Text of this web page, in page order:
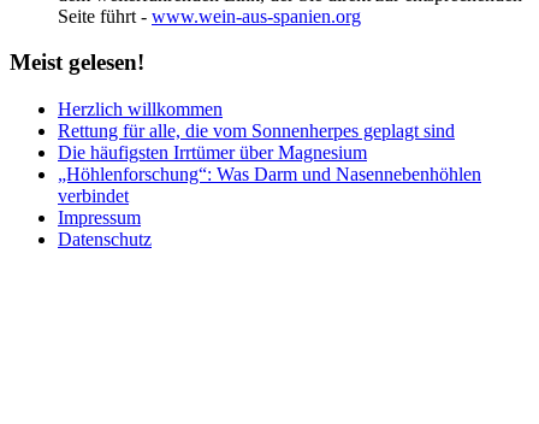
Seite führt - www.wein-aus-spanien.org
Meistgelesen!
Herzlich willkommen
Rettung für alle, die vom Sonnenherpes geplagt sind
Die häufigsten Irrtümer über Magnesium
„Höhlenforschung“: Was Darm und Nasennebenhöhlen
verbindet
Impressum
Datenschutz